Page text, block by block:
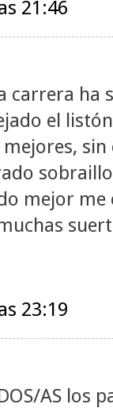
21:46
carrera ha
el
mejores,
mejor
23:19
AS los